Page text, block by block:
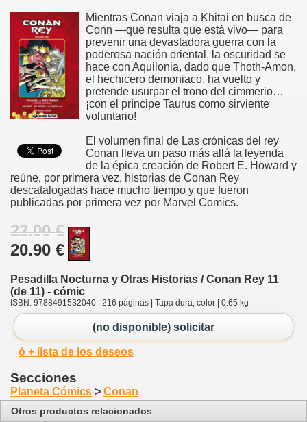
Mientras Conan viaja a Khitai en busca de
Conn —que resulta que está vivo— para
prevenir una devastadora guerra con la
poderosa nación oriental, la oscuridad se
hace con Aquilonia, dado que Thoth-Amon,
el hechicero demoniaco, ha vuelto y
pretende usurpar el trono del cimmerio…
¡con el príncipe Taurus como sirviente
voluntario!
El volumen final de Las crónicas del rey
Conan lleva un paso más allá la leyenda
de la épica creación de Robert E. Howard y
reúne, por primera vez, historias de Conan Rey
descatalogadas hace mucho tiempo y que fueron
publicadas por primera vez por Marvel Comics.
22.00 €
20.90 €
Pesadilla Nocturna y Otras Historias / Conan Rey 11
(de 11) - cómic
ISBN: 9788491532040 | 216 páginas | Tapa dura, color | 0.65 kg
(no disponible) solicitar
ó + lista de los deseos
Secciones
Planeta Cómics > Conan
Otros productos relacionados